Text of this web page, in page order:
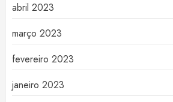
abril 2023
março 2023
fevereiro 2023
janeiro 2023